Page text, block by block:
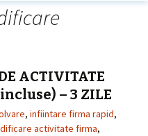
ACTIVITATE
– 3 ZILE
, infiintare firma rapid,
activitate firma,